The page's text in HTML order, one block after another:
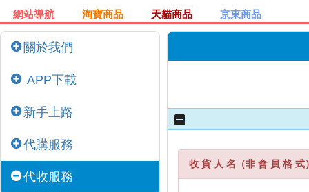
網站導航 淘寶商品 天貓商品 京東商品
關於我們
APP下載
新手上路
代購服務
代收服務
收 貨 人 名（非 會 員 格 式